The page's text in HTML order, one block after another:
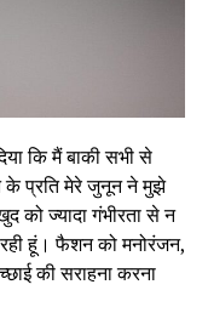
कि मैं बाकी सभी से
प्रति मेरे जुनून ने मुझे
को ज्यादा गंभीरता से न
हूं। फैशन को मनोरंजन,
की सराहना करना